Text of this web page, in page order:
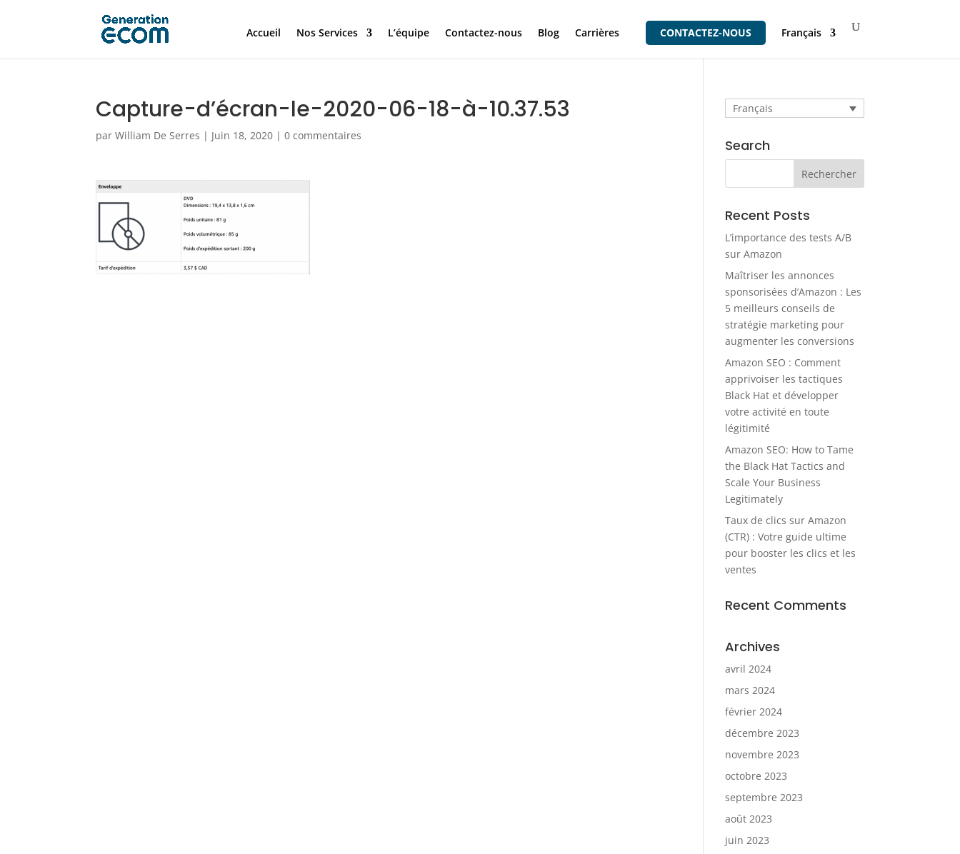
Accueil Nos Services L’équipe Contactez-nous Blog Carrières CONTACTEZ-NOUS Français
Capture-d’écran-le-2020-06-18-à-10.37.53
parWilliam De Serres | Juin 18, 2020 |0 commentaires
Français
Search
Recent Posts
L’importance des tests A/B
sur Amazon
Maîtriser les annonces
sponsorisées d’Amazon : Les
5 meilleurs conseils de
stratégie marketing pour
augmenter les conversions
Amazon SEO : Comment
apprivoiser les tactiques
Black Hat et développer
votre activité en toute
légitimité
Amazon SEO: How to Tame
the Black Hat Tactics and
Scale Your Business
Legitimately
Taux de clics sur Amazon
(CTR) : Votre guide ultime
pour booster les clics et les
ventes
Recent Comments
Archives
avril 2024
mars 2024
février 2024
décembre 2023
novembre 2023
octobre 2023
septembre 2023
août 2023
juin 2023